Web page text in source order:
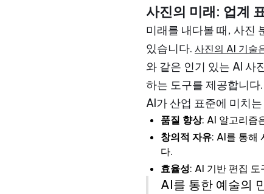
사진의 미래: 업계
미래를 내다볼 때, 사진
있습니다. 사진의 AI 기술
와 같은 인기 있는 AI 사
하는 도구를 제공합니다.
AI가 산업 표준에 미치
품질 향상: AI 알고리즘
창의적 자유: AI를 통해
다.
효율성: AI 기반 편집
AI를 통한 예술의